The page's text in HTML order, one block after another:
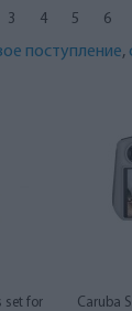
3 4 5 6
поступление,
set for
Caruba